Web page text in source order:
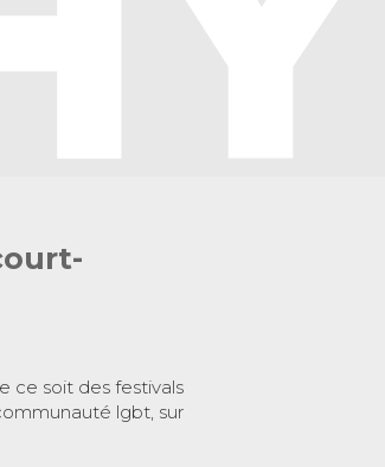
ce soit des festivals
lgbt, sur